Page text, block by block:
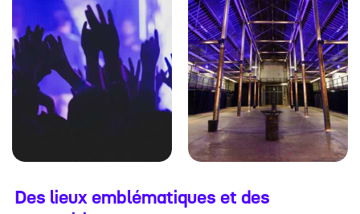
Des lieux emblématiques et des